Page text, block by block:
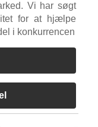
Vi har søgt
for at hjælpe
i konkurrencen